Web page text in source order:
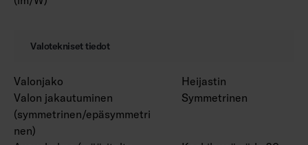
Valotekniset tiedot
Valonjako
Heijastin
Valon jakautuminen
(symmetrinen/epäsymmetri
nen)
Symmetrinen